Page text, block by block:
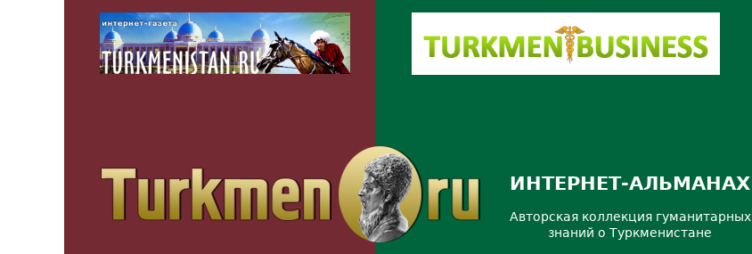
ИНТЕРНЕТ-АЛЬМАНАХ
Авторская коллекция гуманитарных
знаний о Туркменистане